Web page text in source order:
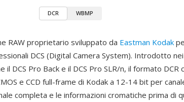
DCR WBMP
RAW proprietario sviluppato da Eastman Kodak
DCS (Digital Camera System). Introdotto
DCS Pro Back e il DCS Pro SLR/n, il formato DCR
e CCD full-frame di Kodak a 12-14 bit per
completa e le informazioni cromatiche prima di